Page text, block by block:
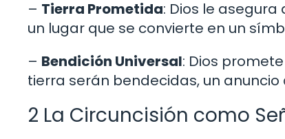
– Tierra Prometida: Dios le
un lugar que se convierte en un
– Bendición Universal: Dios
tierra serán bendecidas, un
2 La Circuncisión como